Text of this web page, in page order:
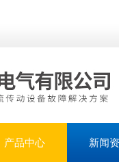
产品中心 新闻